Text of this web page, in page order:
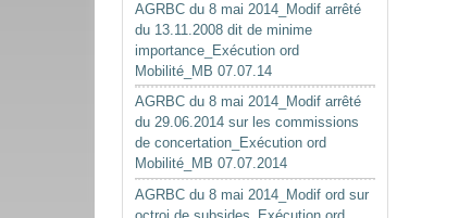
AGRBC du 8 mai 2014_Modif arrêté
du 13.11.2008 dit de minime
importance_Exécution ord
Mobilité_MB 07.07.14
AGRBC du 8 mai 2014_Modif arrêté
du 29.06.2014 sur les commissions
de concertation_Exécution ord
Mobilité_MB 07.07.2014
AGRBC du 8 mai 2014_Modif ord sur